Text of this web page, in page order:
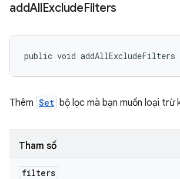
addAllExcludeFilters
public void
Thêm Set bộ lọc mà bạn muốn loại trừ
Tham số
filters